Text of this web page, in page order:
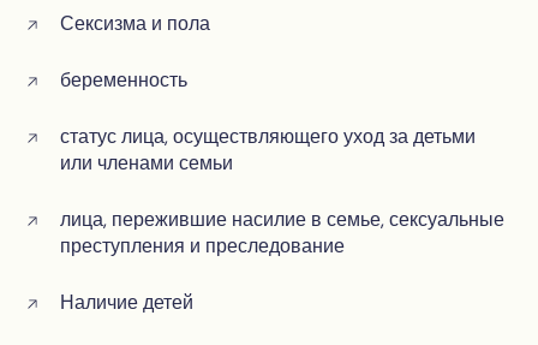
Сексизма и пола
беременность
статус лица, осуществляющего уход за детьми
или членами семьи
лица, пережившие насилие в семье, сексуальные
преступления и преследование
Наличие детей